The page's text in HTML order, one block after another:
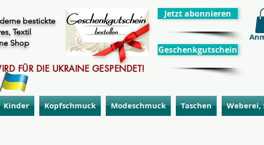
bestickte
Textil
Shop
Jetzt abonnieren
Geschenkgutschein
FÜR DIE UKRAINE GESPENDET!
Kinder Kopfschmuck Modeschmuck Taschen Weberei,